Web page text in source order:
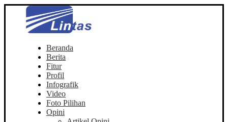
Beranda
Berita
Fitur
Profil
Infografik
Video
Foto Pilihan
Opini